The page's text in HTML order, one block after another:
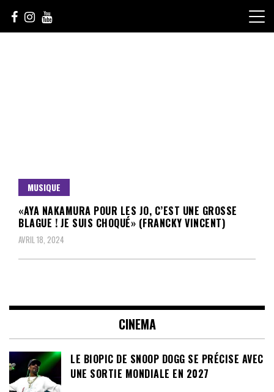
content
MUSIQUE
«AYA NAKAMURA POUR LES JO, C’EST UNE GROSSE
BLAGUE ! JE SUIS CHOQUÉ» (FRANCKY VINCENT)
AVRIL 18, 2024
CINEMA
LE BIOPIC DE SNOOP DOGG SE PRÉCISE AVEC
UNE SORTIE MONDIALE EN 2027